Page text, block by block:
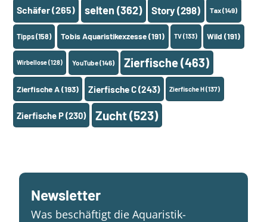
Schäfer(265) selten (362) Story (298) Tax(149)
Tipps(158) Tobis Aquaristikexzesse(191) TV(133) Wild (191)
Wirbellose(128) YouTube(146) Zierfische(463)
Zierfische A(193) Zierfische C(243) Zierfische H(137)
Zierfische P(230) Zucht(523)
Newsletter
Was beschäftigt die Aquaristik-